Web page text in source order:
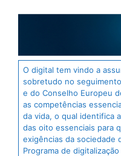
O digital tem vindo a
sobretudo no
e do Conselho Europeu
as competências
da vida, o qual identifica
das oito essenciais para
exigências da sociedade
Programa de